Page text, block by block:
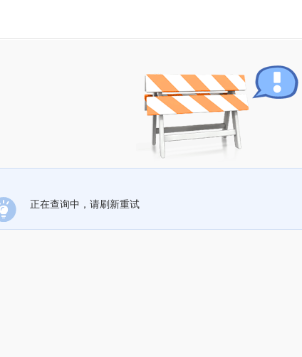
正在查询中，请刷新重试